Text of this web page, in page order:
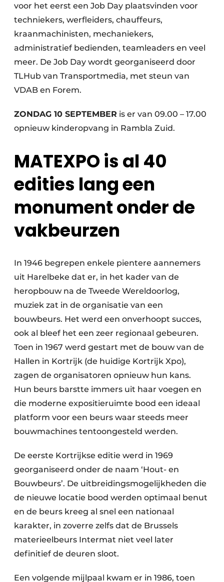
voor het eerst een Job Day plaatsvinden voor
techniekers, werfleiders, chauffeurs,
kraanmachinisten, mechaniekers,
administratief bedienden, teamleaders en veel
meer. De Job Day wordt georganiseerd door
TLHub van Transportmedia, met steun van
VDAB en Forem.
ZONDAG 10 SEPTEMBER is er van 09.00 – 17.00
opnieuw kinderopvang in Rambla Zuid.
MATEXPO is al 40
edities lang een
monument onder de
vakbeurzen
In 1946 begrepen enkele pientere aannemers
uit Harelbeke dat er, in het kader van de
heropbouw na de Tweede Wereldoorlog,
muziek zat in de organisatie van een
bouwbeurs. Het werd een onverhoopt succes,
ook al bleef het een zeer regionaal gebeuren.
Toen in 1967 werd gestart met de bouw van de
Hallen in Kortrijk (de huidige Kortrijk Xpo),
zagen de organisatoren opnieuw hun kans.
Hun beurs barstte immers uit haar voegen en
die moderne expositieruimte bood een ideaal
platform voor een beurs waar steeds meer
bouwmachines tentoongesteld werden.
De eerste Kortrijkse editie werd in 1969
georganiseerd onder de naam ‘Hout- en
Bouwbeurs’. De uitbreidingsmogelijkheden die
de nieuwe locatie bood werden optimaal benut
en de beurs kreeg al snel een nationaal
karakter, in zoverre zelfs dat de Brussels
materieelbeurs Intermat niet veel later
definitief de deuren sloot.
Een volgende mijlpaal kwam er in 1986, toen